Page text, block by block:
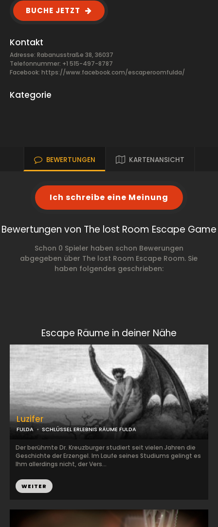
BUCHE JETZT
Kontakt
Adresse: Rabanusstraße 38, 36037
Telefonnummer: +1 515-497-8787
Facebook: https://www.facebook.com/escaperoomfulda/
Kategorie
BEWERTUNGEN KARTENANSICHT
Ich schreibe eine Meinung
Bewertungen von The lost Room Escape Game
Schon 0 Spieler haben schon Bewerungen
abgegeben über The lost Room Escape Room. Sie
haben folgendes geschrieben:
Escape Räume in deiner Nähe
Luzifer
FULDA SCHLÜSSEL ERLEBNIS RÄUME FULDA
Der berühmte Dr. Kreuzburger studiert seit vielen Jahren die
Geschichte der Erzengel. Im Laufe seines Studiums gelingt es
Ihm allerdings nicht, der Vers...
WEITER